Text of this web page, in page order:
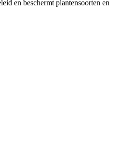
en beschermt plantensoorten en